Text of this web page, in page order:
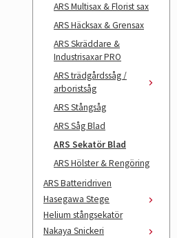
ARS Multisax & Florist sax
ARS Häcksax & Grensax
ARS Skräddare &
Industrisaxar PRO
ARS trädgårdssåg /
arboristsåg
ARS Stångsåg
ARS Såg Blad
ARS Sekatör Blad
ARS Hölster & Rengöring
ARS Batteridriven
Hasegawa Stege
Helium stångsekatör
Nakaya Snickeri